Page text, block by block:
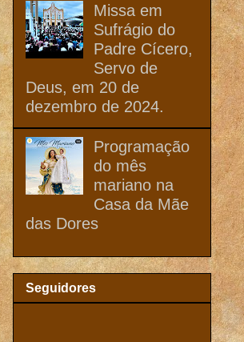
Missa em
Sufrágio do
Padre Cícero,
Servo de
Deus, em 20 de
dezembro de 2024.
Programação
do mês
mariano na
Casa da Mãe
das Dores
Seguidores